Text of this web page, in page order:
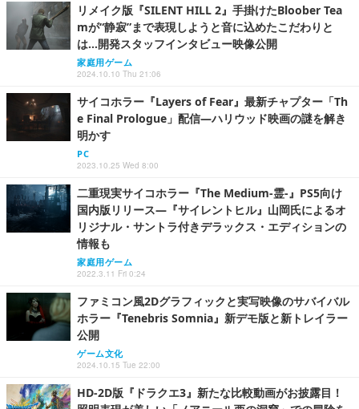
リメイク版『SILENT HILL 2』手掛けたBloober Tea
mが“静寂”まで表現しようと音に込めたこだわりと
は…開発スタッフインタビュー映像公開
家庭用ゲーム
2024.10.10 Thu 21:06
サイコホラー『Layers of Fear』最新チャプター「Th
e Final Prologue」配信―ハリウッド映画の謎を解き
明かす
PC
2023.10.25 Wed 8:00
二重現実サイコホラー『The Medium-霊-』PS5向け
国内版リリース―『サイレントヒル』山岡氏によるオ
リジナル・サントラ付きデラックス・エディションの
情報も
家庭用ゲーム
2022.3.11 Fri 0:24
ファミコン風2Dグラフィックと実写映像のサバイバル
ホラー『Tenebris Somnia』新デモ版と新トレイラー
公開
ゲーム文化
2024.10.15 Tue 22:00
HD-2D版『ドラクエ3』新たな比較動画がお披露目！